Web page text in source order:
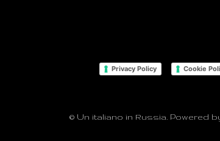
Privacy Policy Cookie
© Un italiano in Russia. Powered